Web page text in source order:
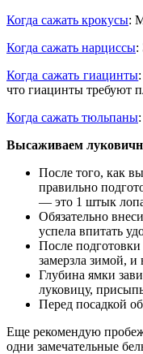
Когда сажать крокусы:
Когда сажать нарциссы:
Когда сажать гиацинты
что гиацинты требуют
Когда сажать тюльпаны:
Высаживаем
После того, как
правильно
— это 1 штык
Обязательно
успела впитать
После
замерзла зимой, и
Глубина ямки
луковицу,
Перед посадкой
Еще рекомендую
одни замечательные